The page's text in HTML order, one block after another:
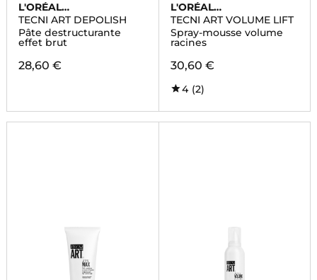
L'ORÉAL
PROFESSIONNEL
TECNI ART DEPOLISH
Pâte destructurante
effet brut
28,60 €
L'ORÉAL
PROFESSIONNEL
TECNI ART VOLUME LIFT
Spray-mousse volume
racines
30,60 €
4 (2)